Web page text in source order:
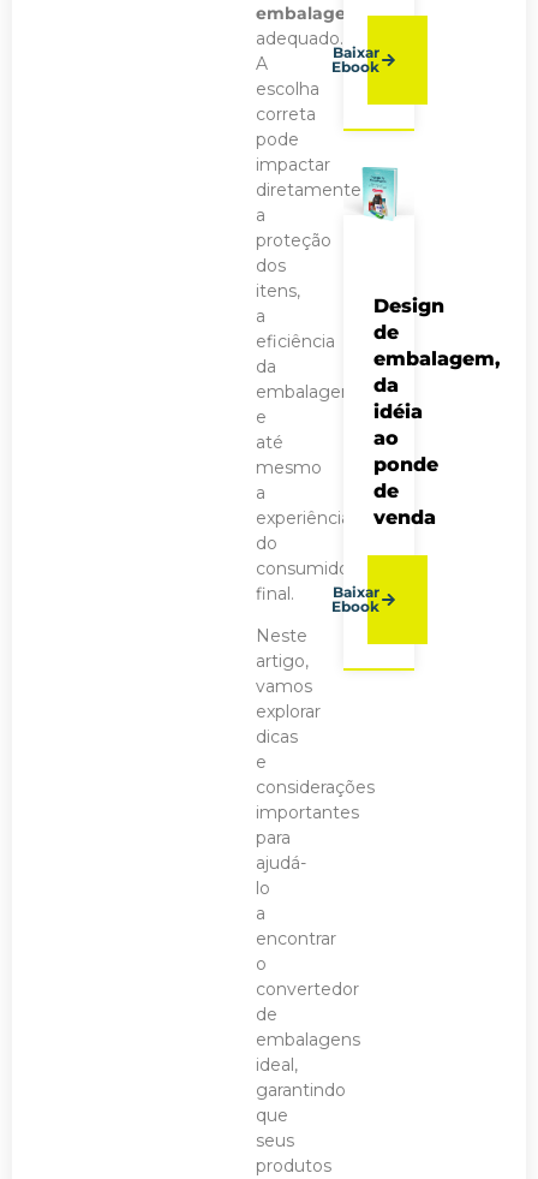
embalagens
adequado.
A
escolha
correta
pode
impactar
diretamente
a
proteção
dos
itens,
a
eficiência
da
embalagem
e
até
mesmo
a
experiência
do
consumidor
final.
Neste
artigo,
vamos
explorar
dicas
e
considerações
importantes
para
ajudá-
lo
a
encontrar
o
convertedor
de
embalagens
ideal,
garantindo
que
seus
produtos
Baixar
Ebook
Design
de
embalagem,
da
idéia
ao
ponde
de
venda
Baixar
Ebook